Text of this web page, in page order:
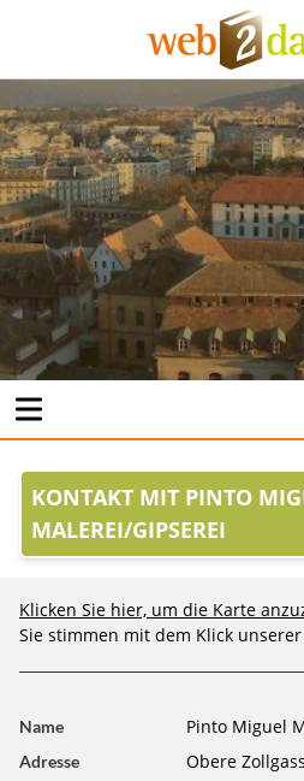
KONTAKT MIT PINTO
MALEREI/GIPSEREI
Klicken Sie hier, um die Karte
Sie stimmen mit dem Klick unserer
Name Pinto Miguel
Adresse Obere